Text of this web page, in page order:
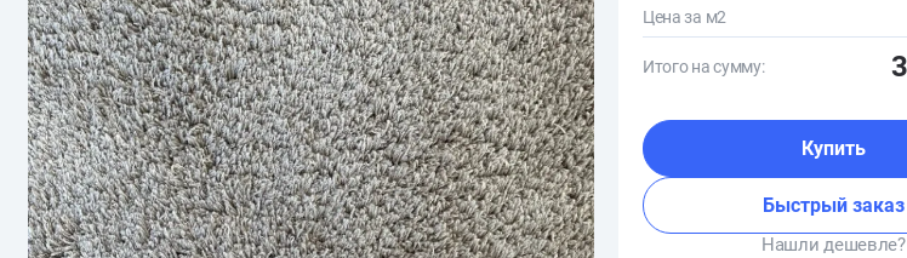
Цена за м2
Итого на сумму:
Купить
Быстрый заказ
Нашли дешевле?